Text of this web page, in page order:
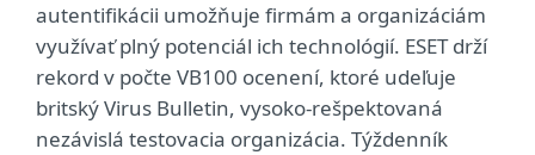
autentifikácii umožňuje firmám a organizáciám
využívať plný potenciál ich technológií. ESET drží
rekord v počte VB100 ocenení, ktoré udeľuje
britský Virus Bulletin, vysoko-rešpektovaná
nezávislá testovacia organizácia. Týždenník